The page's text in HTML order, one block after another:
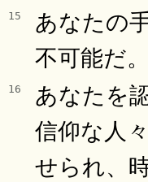
15
あなたの
不可能だ。
16
あなたを
信仰な人
せられ、